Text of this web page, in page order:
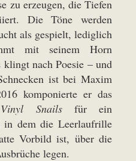
zu erzeugen, die Tiefen
Die Töne werden
als gespielt, lediglich
mit seinem Horn
nach Poesie – und
ist bei Maxim
komponierte er das
Vinyl Snailsfür ein
in dem die Leerlaufrille
Vorbild ist, über die
legen.